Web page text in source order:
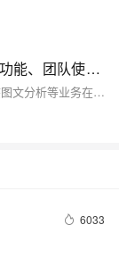
阿里云百炼Token Plan全维度详解：核心功能、团队使用优势与AI生产力模型订阅实操指南
随着AI智能体、长文档解析、全栈代码开发、多模态图文分析等业务在企业内部常态化落地，绝大多数团队在大模型调用过程中暴露出一系列成本与管理痛点：按量付费模式账单波动剧烈，业务高峰期调用量激增导致月度预算严重超支；多员工共用模型资源时无法实现额度隔离，单人超额消耗会挤占整个团队算力；不同型号大模型单价差异大，切换模型后计费规则不统一，财务核算流程繁琐；算力高峰时段按量调用容易出现排队延迟、接口限流，影响业务系统稳定运行；团队缺乏统一的用量监控、权限分级、预算预警能力，AI资源使用处于无管控状态。
6033